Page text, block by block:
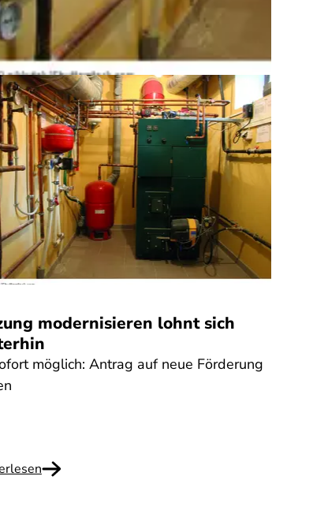
modernisieren lohnt sich
möglich: Antrag auf neue Förderung